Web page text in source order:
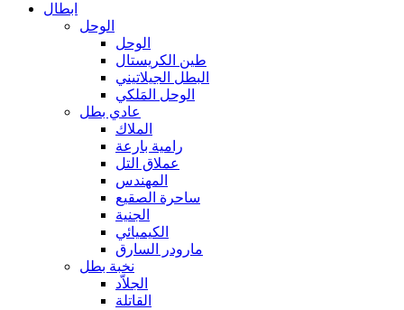
ابطال
الوحل
الوحل
طين الكريستال
البطل الجيلاتيني
الوحل المَلكي
عادي بطل
الملاك
رامية بارعة
عملاق التل
المهندس
ساحرة الصقيع
الجنية
الكيميائي
مارودر السارق
نخبة بطل
الجلاّد
القاتلة